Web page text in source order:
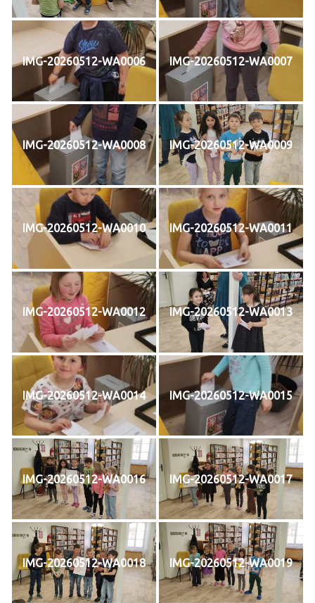
IMG-20260512-WA0006 IMG-20260512-WA0007
IMG-20260512-WA0008 IMG-20260512-WA0009
IMG-20260512-WA0010 IMG-20260512-WA0011
IMG-20260512-WA0012 IMG-20260512-WA0013
IMG-20260512-WA0014 IMG-20260512-WA0015
IMG-20260512-WA0016 IMG-20260512-WA0017
IMG-20260512-WA0018 IMG-20260512-WA0019